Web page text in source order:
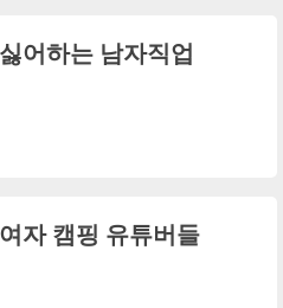
어하는 남자직업
자 캠핑 유튜버들